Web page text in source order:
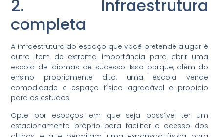
2. Infraestrutura
completa
A infraestrutura do espaço que você pretende alugar é
outro item de extrema importância para abrir uma
escola de idiomas de sucesso. Isso porque, além do
ensino propriamente dito, uma escola vende
comodidade e espaço físico agradável e propício
para os estudos.
Opte por espaços em que seja possível ter um
estacionamento próprio para facilitar o acesso dos